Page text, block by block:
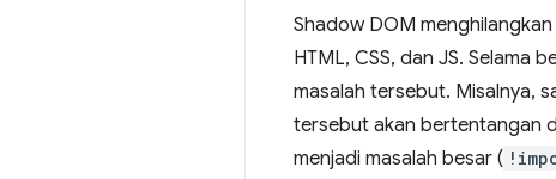
Shadow DOM
HTML, CSS, dan JS. Selama
masalah tersebut. Misalnya,
tersebut akan bertentangan
menjadi masalah besar (